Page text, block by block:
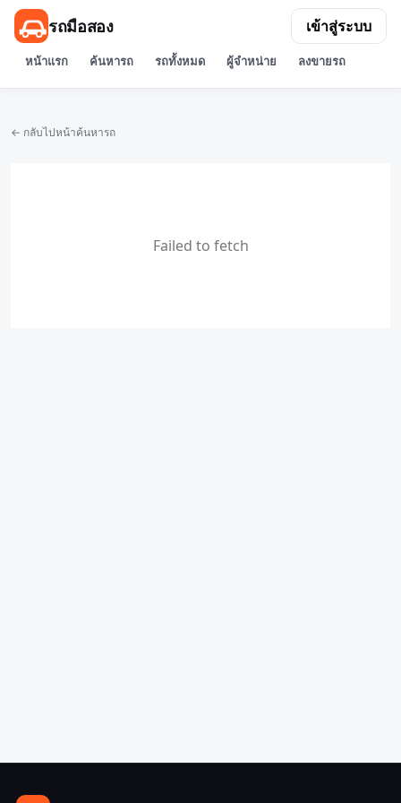
รถมือสอง
หน้าแรก ค้นหารถ รถทั้งหมด ผู้จำหน่าย ลงขายรถ
เข้าสู่ระบบ
← กลับไปหน้าค้นหารถ
Failed to fetch